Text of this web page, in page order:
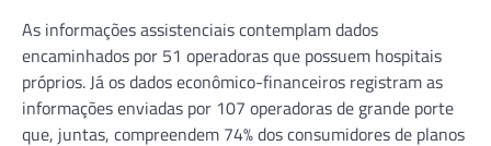
As informações assistenciais contemplam dados
encaminhados por 51 operadoras que possuem hospitais
próprios. Já os dados econômico-financeiros registram as
informações enviadas por 107 operadoras de grande porte
que, juntas, compreendem 74% dos consumidores de planos